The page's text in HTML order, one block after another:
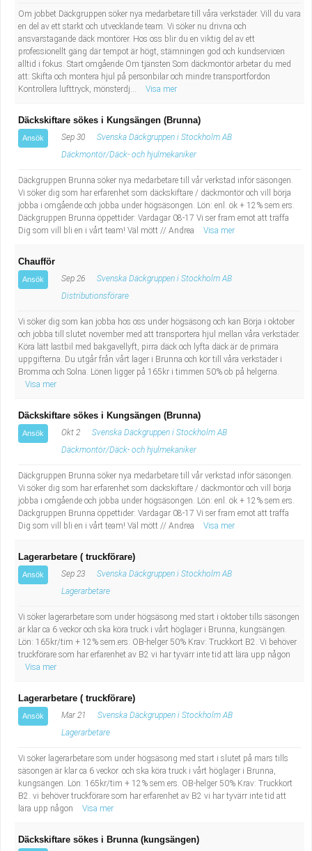
Om jobbet Däckgruppen söker nya medarbetare till våra verkstäder. Vill du vara
en del av ett starkt och utvecklande team. Vi söker nu drivna och
ansvarstagande däck montörer. Hos oss blir du en viktig del av ett
professionellt gäng där tempot är högt, stämningen god och kundservicen
alltid i fokus. Start omgående Om tjänsten Som däckmontör arbetar du med
att: Skifta och montera hjul på personbilar och mindre transportfordon
Kontrollera lufttryck, mönsterdj...
Visa mer
Däckskiftare sökes i Kungsängen (Brunna)
Ansök Sep 30
Svenska Däckgruppen i Stockholm AB
Däckmontör/Däck- och hjulmekaniker
Däckgruppen Brunna söker nya medarbetare till vår verkstad inför säsongen.
Vi söker dig som har erfarenhet som däckskiftare / däckmontör och vill börja
jobba i omgående och jobba under högsäsongen. Lön: enl. ök + 12% sem.ers.
Däckgruppen Brunna öppettider: Vardagar 08-17 Vi ser fram emot att träffa
Dig som vill bli en i vårt team! Väl mött // Andrea
Visa mer
Chaufför
Ansök Sep 26
Svenska Däckgruppen i Stockholm AB
Distributionsförare
Vi söker dig som kan jobba hos oss under högsäsong och kan Börja i oktober
och jobba till slutet november med att transportera hjul mellan våra verkstäder.
Köra lätt lastbil med bakgavellyft, pirra däck och lyfta däck är de primära
uppgifterna. Du utgår från vårt lager i Brunna och kör till våra verkstäder i
Bromma och Solna. Lönen ligger på 165kr i timmen 50% ob på helgerna.
Visa mer
Däckskiftare sökes i Kungsängen (Brunna)
Ansök Okt 2
Svenska Däckgruppen i Stockholm AB
Däckmontör/Däck- och hjulmekaniker
Däckgruppen Brunna söker nya medarbetare till vår verkstad inför säsongen.
Vi söker dig som har erfarenhet som däckskiftare / däckmontör och vill börja
jobba i omgående och jobba under högsäsongen. Lön: enl. ök + 12% sem.ers.
Däckgruppen Brunna öppettider: Vardagar 08-17 Vi ser fram emot att träffa
Dig som vill bli en i vårt team! Väl mött // Andrea
Visa mer
Lagerarbetare ( truckförare)
Ansök Sep 23
Svenska Däckgruppen i Stockholm AB
Lagerarbetare
Vi söker lagerarbetare som under högsäsong med start i oktober tills säsongen
är klar ca 6 veckor och ska köra truck i vårt höglager i Brunna, kungsängen.
Lön: 165kr/tim + 12% sem.ers. OB-helger 50% Krav: Truckkort B2. Vi behöver
truckförare som har erfarenhet av B2 vi har tyvärr inte tid att lära upp någon
Visa mer
Lagerarbetare ( truckförare)
Ansök Mar 21
Svenska Däckgruppen i Stockholm AB
Lagerarbetare
Vi söker lagerarbetare som under högsäsong med start i slutet på mars tills
säsongen är klar ca 6 veckor. och ska köra truck i vårt höglager i Brunna,
kungsängen. Lön: 165kr/tim + 12% sem.ers. OB-helger 50% Krav: Truckkort
B2. vi behöver truckförare som har erfarenhet av B2 vi har tyvärr inte tid att
lära upp någon
Visa mer
Däckskiftare sökes i Brunna (kungsängen)